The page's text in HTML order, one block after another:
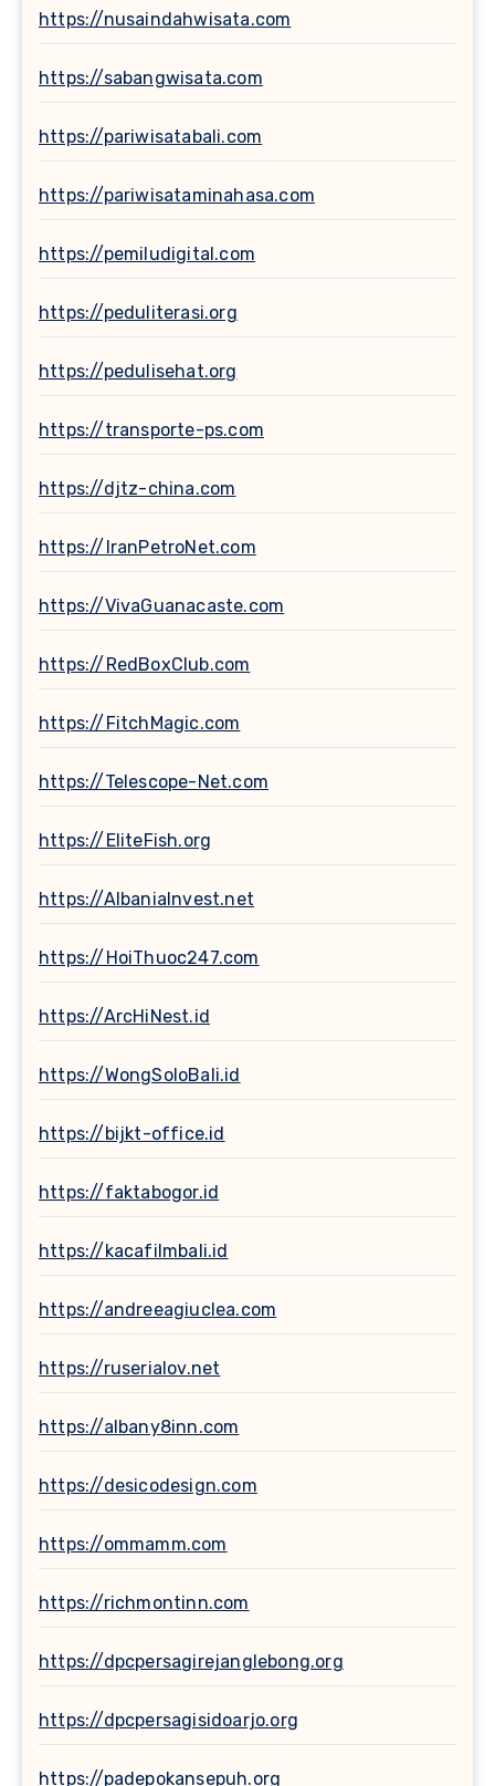
https://nusaindahwisata.com
https://sabangwisata.com
https://pariwisatabali.com
https://pariwisataminahasa.com
https://pemiludigital.com
https://peduliterasi.org
https://pedulisehat.org
https://transporte-ps.com
https://djtz-china.com
https://IranPetroNet.com
https://VivaGuanacaste.com
https://RedBoxClub.com
https://FitchMagic.com
https://Telescope-Net.com
https://EliteFish.org
https://AlbaniaInvest.net
https://HoiThuoc247.com
https://ArcHiNest.id
https://WongSoloBali.id
https://bijkt-office.id
https://faktabogor.id
https://kacafilmbali.id
https://andreeagiuclea.com
https://ruserialov.net
https://albany8inn.com
https://desicodesign.com
https://ommamm.com
https://richmontinn.com
https://dpcpersagirejanglebong.org
https://dpcpersagisidoarjo.org
https://padepokansepuh.org